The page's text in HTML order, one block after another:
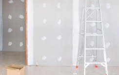
au gel et aux UV, elle
son éclat. Son entretien se
ce qui simplifie votre
: la modernité
performance technique
résistant aux chocs